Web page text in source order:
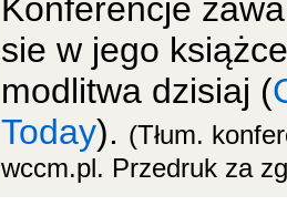
Konferencje
sie w jego
modlitwa dzisiaj (
Today). (Tłum.
wccm.pl. Przedruk za